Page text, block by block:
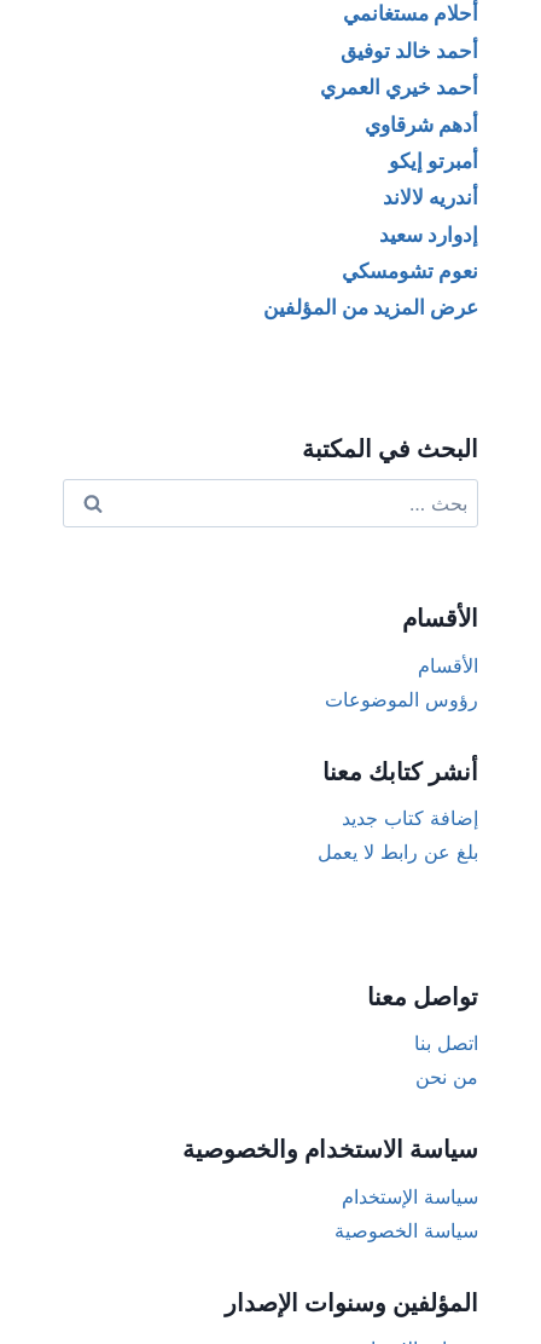
أحلام مستغانمي
أحمد خالد توفيق
أحمد خيري العمري
أدهم شرقاوي
أمبرتو إيكو
أندريه لالاند
إدوارد سعيد
نعوم تشومسكي
عرض المزيد من المؤلفين
البحث في المكتبة
عن:
الأقسام
الأقسام
رؤوس الموضوعات
أنشر كتابك معنا
إضافة كتاب جديد
بلغ عن رابط لا يعمل
تواصل معنا
اتصل بنا
من نحن
سياسة الاستخدام والخصوصية
سياسة الإستخدام
سياسة الخصوصية
المؤلفين وسنوات الإصدار